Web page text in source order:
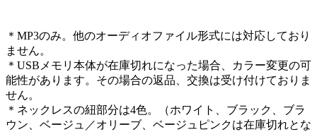
＊MP3のみ。他のオーディオファイル形式には対応しており
ません。
＊USBメモリ本体が在庫切れになった場合、カラー変更の可
能性があります。その場合の返品、交換は受け付けておりま
せん。
＊ネックレスの紐部分は4色。（ホワイト、ブラック、ブラ
ウン、ベージュ／オリーブ、ベージュピンクは在庫切れとな